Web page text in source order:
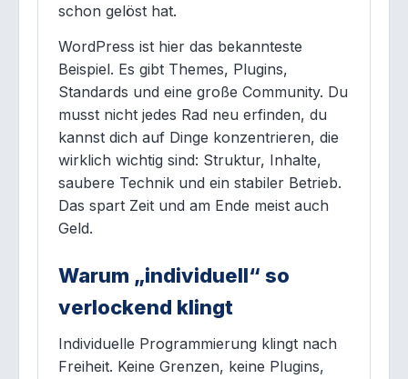
schon gelöst hat.
WordPress ist hier das bekannteste
Beispiel. Es gibt Themes, Plugins,
Standards und eine große Community. Du
musst nicht jedes Rad neu erfinden, du
kannst dich auf Dinge konzentrieren, die
wirklich wichtig sind: Struktur, Inhalte,
saubere Technik und ein stabiler Betrieb.
Das spart Zeit und am Ende meist auch
Geld.
Warum „individuell“ so
verlockend klingt
Individuelle Programmierung klingt nach
Freiheit. Keine Grenzen, keine Plugins,